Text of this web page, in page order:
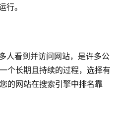
行。
人看到并访问网站，是许多公
个长期且持续的过程，选择有
的网站在搜索引擎中排名靠